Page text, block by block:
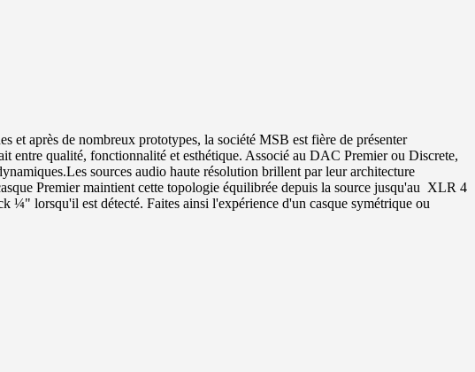
et après de nombreux prototypes, la société MSB est fière de présenter
entre qualité, fonctionnalité et esthétique. Associé au DAC Premier ou Discrete,
sources audio haute résolution brillent par leur architecture
Premier maintient cette topologie équilibrée depuis la source jusqu'au XLR 4
¼" lorsqu'il est détecté. Faites ainsi l'expérience d'un casque symétrique ou